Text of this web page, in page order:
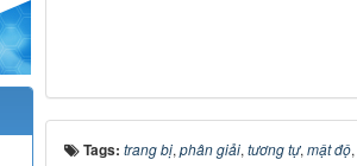
Tags: trang bị, phân giải, tương tự, mật độ,